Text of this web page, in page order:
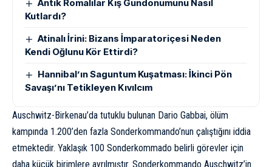
Antik Romalılar Kış Gündönümünü Nasıl
Kutlardı?
Atinalı İrini: Bizans İmparatoriçesi Neden
Kendi Oğlunu Kör Ettirdi?
Hannibal’ın Saguntum Kuşatması: İkinci Pön
Savaşı’nı Tetikleyen Kıvılcım
Auschwitz-Birkenau’da tutuklu bulunan Dario Gabbai, ölüm
kampında 1.200’den fazla Sonderkommando’nun çalıştığını iddia
etmektedir. Yaklaşık 100 Sonderkommado belirli görevler için
daha küçük birimlere ayrılmıştır. Sonderkommando Auschwitz’in